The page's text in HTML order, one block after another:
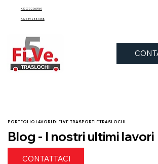
+39 070 2063969
+39 389 288 7658
PORTFOLIO LAVORI DI FI.VE. TRASPORTI E TRASLOCHI
Blog - I nostri ultimi lavori
CONTATTACI